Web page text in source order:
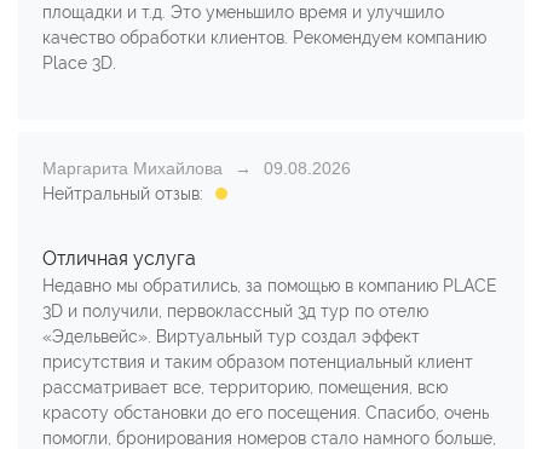
площадки и т.д. Это уменьшило время и улучшило
качество обработки клиентов. Рекомендуем компанию
Place 3D.
Маргарита Михайлова
09.08.2026
Нейтральный отзыв:
Отличная услуга
Недавно мы обратились, за помощью в компанию PLACE
3D и получили, первоклассный 3д тур по отелю
«Эдельвейс». Виртуальный тур создал эффект
присутствия и таким образом потенциальный клиент
рассматривает все, территорию, помещения, всю
красоту обстановки до его посещения. Спасибо, очень
помогли, бронирования номеров стало намного больше,